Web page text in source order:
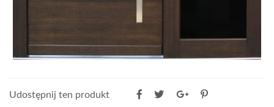
Udostępnij ten produkt